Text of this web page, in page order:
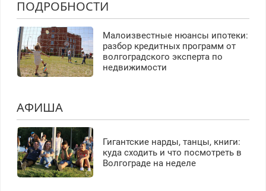
ПОДРОБНОСТИ
Малоизвестные нюансы ипотеки:
разбор кредитных программ от
волгоградского эксперта по
недвижимости
АФИША
Гигантские нарды, танцы, книги:
куда сходить и что посмотреть в
Волгограде на неделе